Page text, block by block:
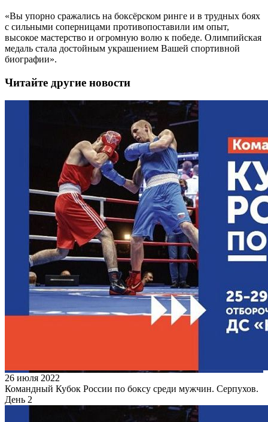
«Вы упорно сражались на боксёрском ринге и в трудных боях
с сильными соперницами противопоставили им опыт,
высокое мастерство и огромную волю к победе. Олимпийская
медаль стала достойным украшением Вашей спортивной
биографии».
Читайте другие новости
26 июля 2022
Командный Кубок России по боксу среди мужчин. Серпухов.
День 2